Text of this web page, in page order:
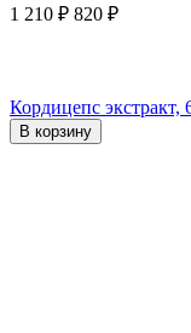
1 210 ₽ 820 ₽
Кордицепс
В корзину